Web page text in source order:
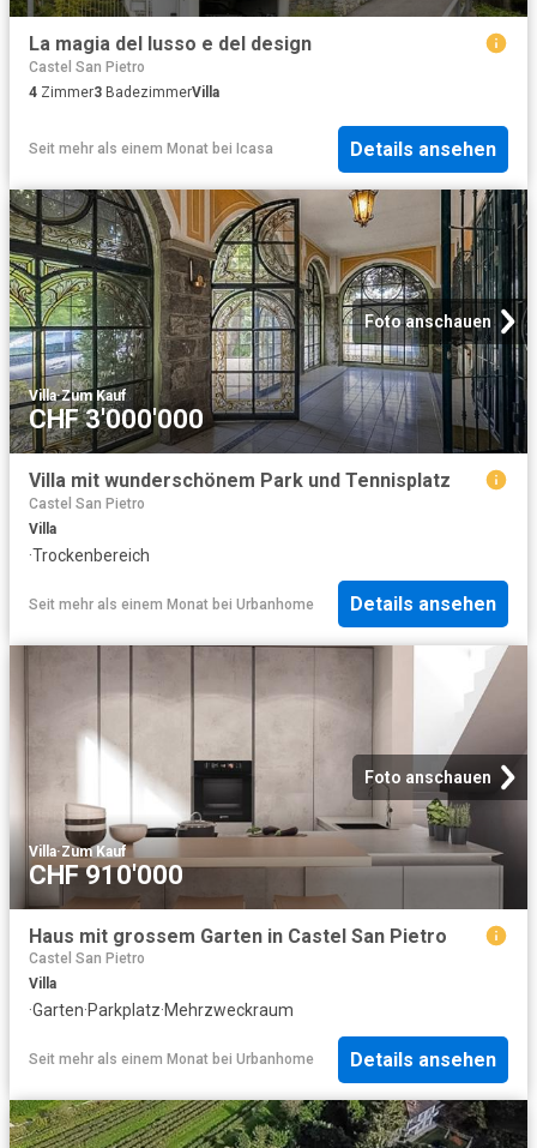
La magia del lusso e del design
Castel San Pietro
4 Zimmer3 BadezimmerVilla
Seit mehr als einem Monat bei Icasa Details ansehen
Foto anschauen
Villa·Zum Kauf
CHF 3'000'000
Villa mit wunderschönem Park und Tennisplatz
Castel San Pietro
Villa
·Trockenbereich
Seit mehr als einem Monat bei Urbanhome Details ansehen
Foto anschauen
Villa·Zum Kauf
CHF 910'000
Haus mit grossem Garten in Castel San Pietro
Castel San Pietro
Villa
·Garten·Parkplatz·Mehrzweckraum
Seit mehr als einem Monat bei Urbanhome Details ansehen